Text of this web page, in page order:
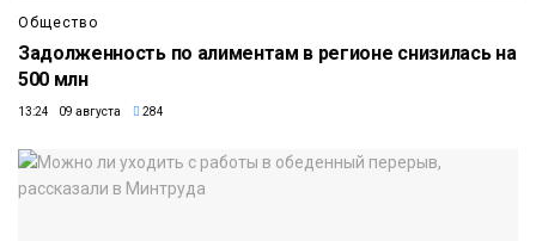
Общество
Задолженность по алиментам в регионе снизилась на
500 млн
13:24 09 августа 284